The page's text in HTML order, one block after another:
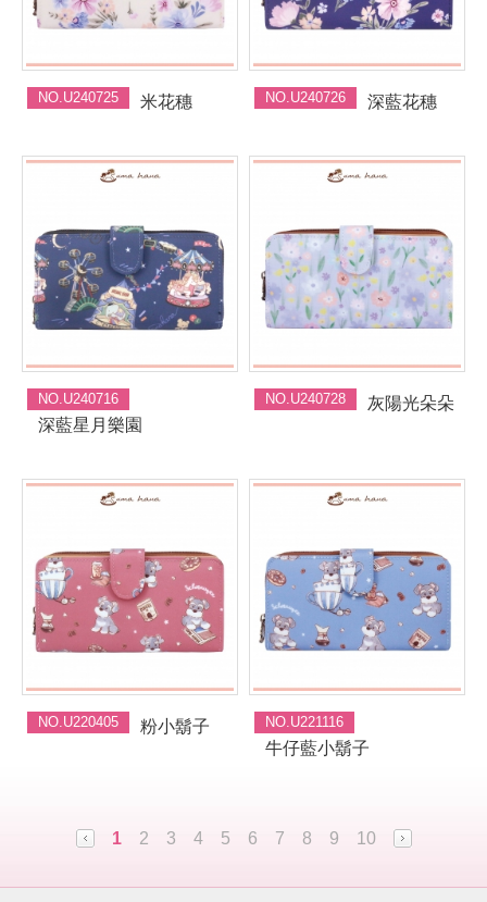
NO.U240725 米花穗 NO.U240726 深藍花穗
NO.U240716
深藍星月樂園
NO.U240728 灰陽光朵朵
NO.U220405 粉小鬍子 NO.U221116
牛仔藍小鬍子
1 2 3 4 5 6 7 8 9 10